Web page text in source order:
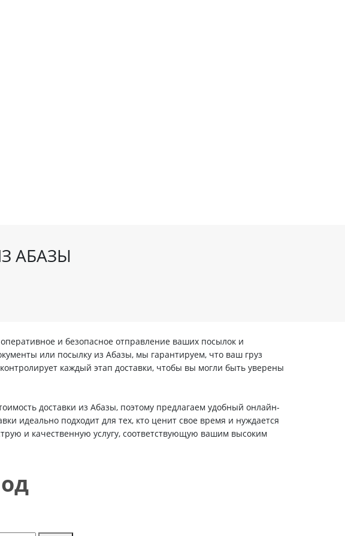
АБАЗЫ
и безопасное отправление ваших посылок и
или посылку из Абазы, мы гарантируем, что ваш груз
каждый этап доставки, чтобы вы могли быть уверены
доставки из Абазы, поэтому предлагаем удобный онлайн-
идеально подходит для тех, кто ценит свое время и нуждается
и качественную услугу, соответствующую вашим высоким